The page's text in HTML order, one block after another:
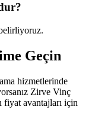
Geçin
hizmetlerinde
Zirve Vinç
fiyat avantajları için